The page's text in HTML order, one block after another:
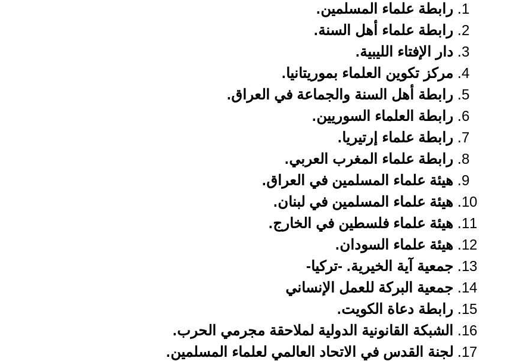
رابطة علماء المسلمين.
رابطة علماء أهل السنة.
دار الإفتاء الليبية.
مركز تكوين العلماء بموريتانيا.
رابطة أهل السنة والجماعة في العراق.
رابطة العلماء السوريين.
رابطة علماء إرتيريا.
رابطة علماء المغرب العربي.
هيئة علماء المسلمين في العراق.
هيئة علماء المسلمين في لبنان.
هيئة علماء فلسطين في الخارج.
هيئة علماء السودان.
جمعية آية الخيرية. -تركيا-
جمعية البركة للعمل الإنساني
رابطة دعاة الكويت.
الشبكة القانونية الدولية لملاحقة مجرمي الحرب.
لجنة القدس في الاتحاد العالمي لعلماء المسلمين.